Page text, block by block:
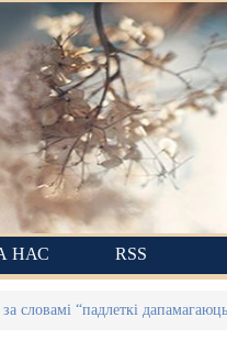
НАС RSS
словамі “падлеткі